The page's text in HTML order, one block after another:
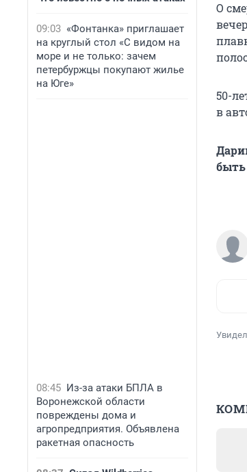
09:03 «Фонтанка» приглашает
на круглый стол «С видом на
море и не только: зачем
петербуржцы покупают жилье
на Юге»
08:45 Из-за атаки БПЛА в
Воронежской области
повреждены дома и
агропредприятия. Объявлена
ракетная опасность
О
50-
в
быть